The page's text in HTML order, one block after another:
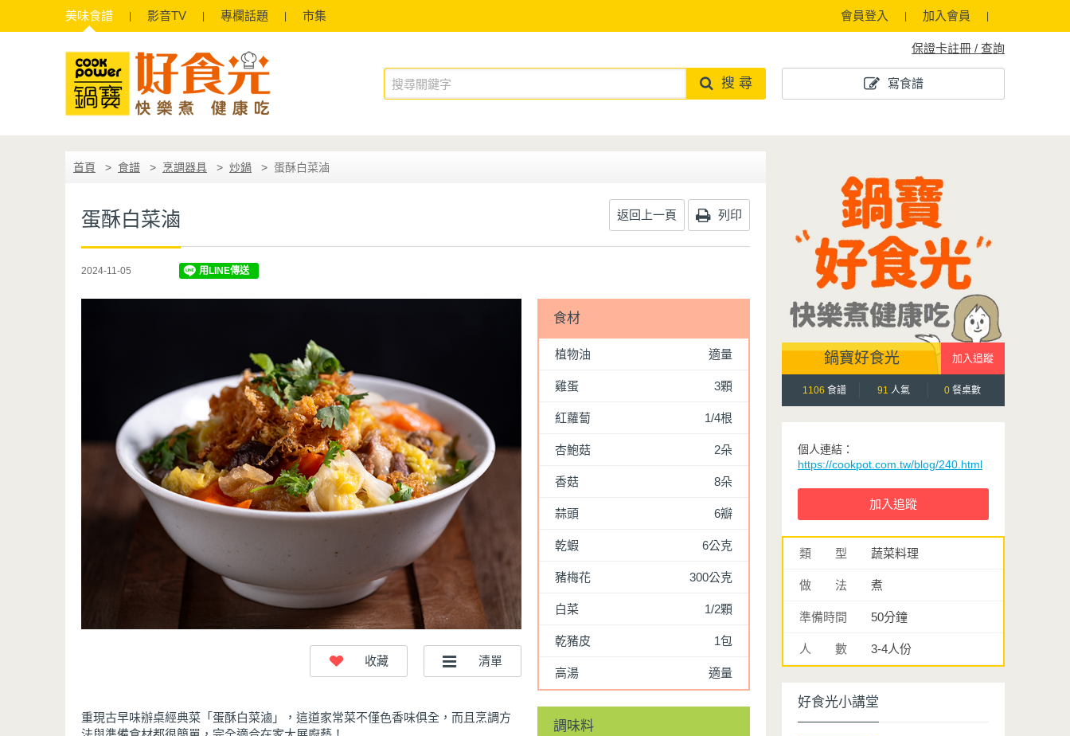
美味食譜 影音TV 專欄話題 市集 會員登入 加入會員
保證卡註冊 / 查詢
寫食譜
搜 尋
首頁 食譜 烹調器具 炒鍋 蛋酥白菜滷
蛋酥白菜滷 返回上一頁 列印
2024-11-05
重現古早味辦桌經典菜「蛋酥白菜滷」，這道家常菜不僅色香味俱全，而且烹調方
食材
植物油 適量
雞蛋 3顆
紅蘿蔔 1/4根
杏鮑菇 2朵
香菇 8朵
蒜頭 6瓣
乾蝦 6公克
豬梅花 300公克
白菜 1/2顆
乾豬皮 1包
高湯 適量
調味料
鍋寶好食光
1106 食譜 91 人氣 0 餐桌數
個人連結：
https://cookpot.com.tw/blog/240.html
類 型 蔬菜料理
做 法 煮
準備時間 50分鐘
人 數 3-4人份
好食光小講堂